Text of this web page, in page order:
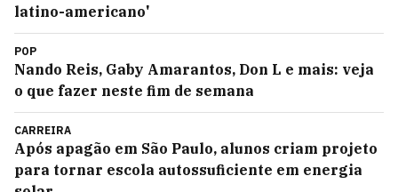
latino-americano'
POP
Nando Reis, Gaby Amarantos, Don L e mais: veja
o que fazer neste fim de semana
CARREIRA
Após apagão em São Paulo, alunos criam projeto
para tornar escola autossuficiente em energia